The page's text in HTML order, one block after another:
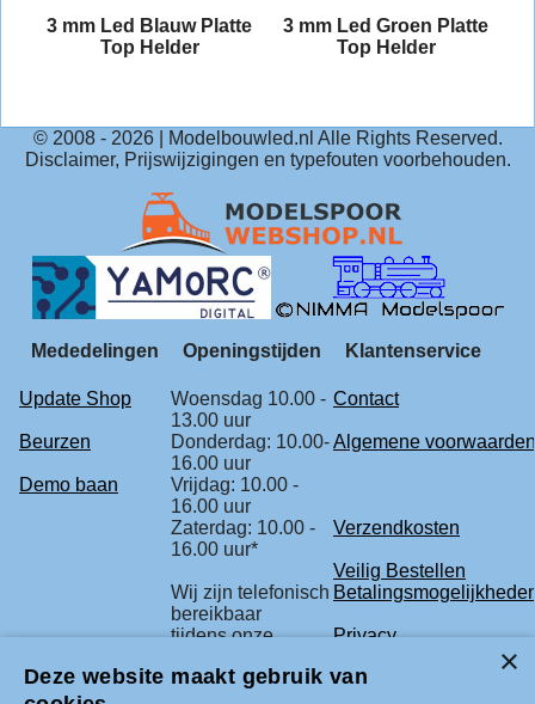
3 mm Led Blauw Platte
Top Helder
3 mm Led Groen Platte
Top Helder
© 2008 - 2026| Modelbouwled.nl Alle Rights Reserved.
Disclaimer, Prijswijzigingen en typefouten voorbehouden.
Mededelingen Openingstijden Klantenservice
Update Shop
Woensdag 10.00 -
13.00 uur
Contact
Beurzen
Donderdag: 10.00-
16.00 uur
Algemene voorwaarden
Demo baan
Vrijdag: 10.00 -
16.00 uur
Zaterdag: 10.00 -
16.00 uur*
Verzendkosten
Veilig Bestellen
Wij zijn telefonisch
bereikbaar
tijdens onze
Privacy
Retourbeleid
Deze website maakt gebruik van